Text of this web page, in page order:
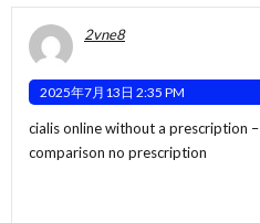
2vne8
2025年7月13日 2:35 PM
cialis online without a prescription –
comparison no prescription